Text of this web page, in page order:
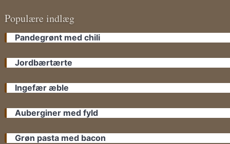
Populære indlæg
Pandegrønt med chili
Jordbærtærte
Ingefær æble
Auberginer med fyld
Grøn pasta med bacon